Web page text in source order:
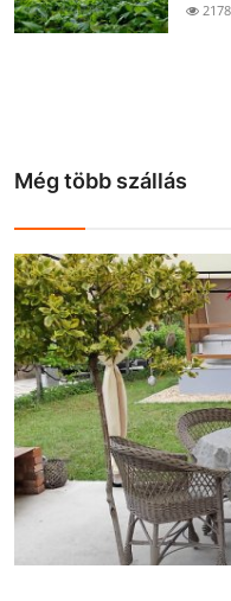
Még több szállás